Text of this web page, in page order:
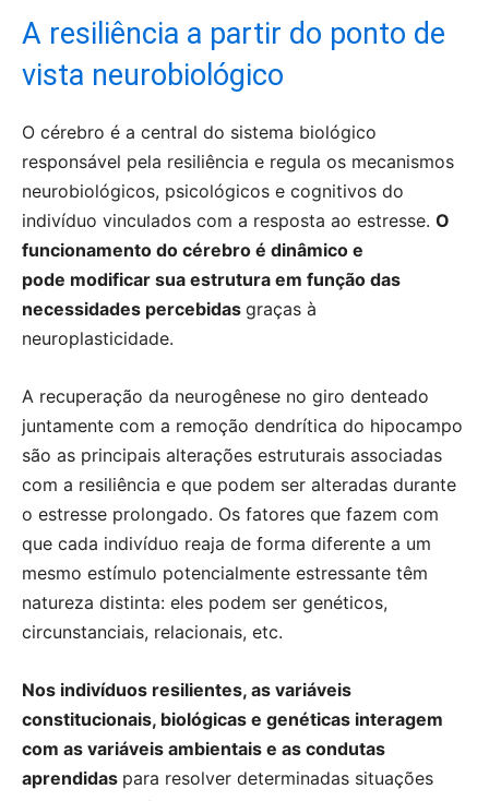
A resiliência a partir do ponto de
vista neurobiológico
O cérebro é a central do sistema biológico
responsável pela resiliência e regula os mecanismos
neurobiológicos, psicológicos e cognitivos do
indivíduo vinculados com a resposta ao estresse. O
funcionamento do cérebro é dinâmico e
pode modificar sua estrutura em função das
necessidades percebidas graças à
neuroplasticidade.
A recuperação da neurogênese no giro denteado
juntamente com a remoção dendrítica do hipocampo
são as principais alterações estruturais associadas
com a resiliência e que podem ser alteradas durante
o estresse prolongado. Os fatores que fazem com
que cada indivíduo reaja de forma diferente a um
mesmo estímulo potencialmente estressante têm
natureza distinta: eles podem ser genéticos,
circunstanciais, relacionais, etc.
Nos indivíduos resilientes, as variáveis
constitucionais, biológicas e genéticas interagem
com as variáveis ambientais e as condutas
aprendidas para resolver determinadas situações